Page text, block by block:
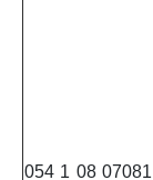
054 1 08 07081